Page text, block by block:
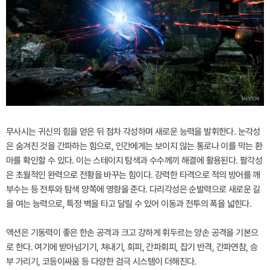
무사시는 귀신의 힘을 얻은 뒤 점차 각성하며 새로운 능력을 발휘한다. 눈각성
은 숨겨진 것을 간파하는 힘으로, 인간에게는 보이지 않는 통로나 이를 막는 환
마를 확인할 수 있다. 이는 스테이지 탐색과 수수께끼 해결에 활용된다. 팔각성
은 초월적인 완력으로 전황을 바꾸는 힘이다. 강력한 타격으로 적의 방어를 깨
부수는 등 전투와 탐색 양쪽에 영향을 준다. 다리각성은 순발력으로 새로운 길
을 여는 능력으로, 특정 벽을 타고 달릴 수 있어 이동과 전투의 폭을 넓힌다.
액션은 기동력이 좋은 한손 공격과 크고 강하게 휘두르는 양손 공격을 기본으
로 한다. 여기에 받아넘기기, 쳐내기, 회피, 간파회피, 잡기 반격, 간파연참, 승
부 가리기, 코등이싸움 등 다양한 검극 시스템이 더해진다.